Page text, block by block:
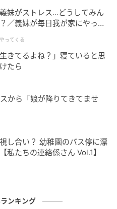
妹がストレス…どうしてみん
／義妹が毎日我が家にやって
ってくる
きてるよね？」寝ていると思
たら
から「娘が降りてきてませ
し合い？ 幼稚園のバス停に漂
私たちの連絡係さん Vol.1】
ンキング